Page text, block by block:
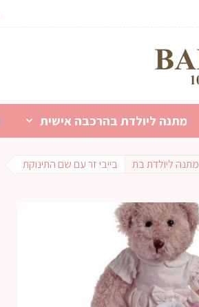
מתנה ליולדת בהרכבה אישית
מתנה ליולדת בת בייבי זר עם שם התינוקת